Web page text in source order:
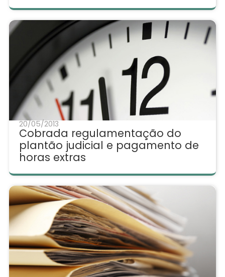
20/05/2013
Cobrada regulamentação do
plantão judicial e pagamento de
horas extras